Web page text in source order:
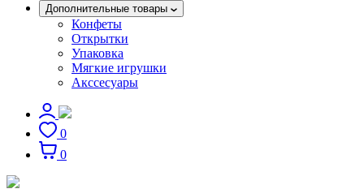
Дополнительные товары
Конфеты
Открытки
Упаковка
Мягкие игрушки
Акссесуары
0
0